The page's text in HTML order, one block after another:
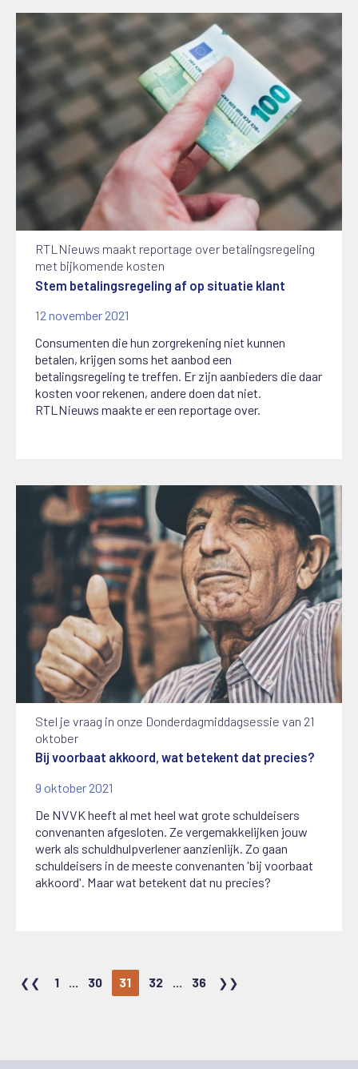
RTLNieuws maakt reportage over betalingsregeling
met bijkomende kosten
Stem betalingsregeling af op situatie klant
12 november 2021
Consumenten die hun zorgrekening niet kunnen
betalen, krijgen soms het aanbod een
betalingsregeling te treffen. Er zijn aanbieders die daar
kosten voor rekenen, andere doen dat niet.
RTLNieuws maakte er een reportage over.
Stel je vraag in onze Donderdagmiddagsessie van 21
oktober
Bij voorbaat akkoord, wat betekent dat precies?
9 oktober 2021
De NVVK heeft al met heel wat grote schuldeisers
convenanten afgesloten. Ze vergemakkelijken jouw
werk als schuldhulpverlener aanzienlijk. Zo gaan
schuldeisers in de meeste convenanten 'bij voorbaat
akkoord'. Maar wat betekent dat nu precies?
1 ... 30 31 32 ... 36